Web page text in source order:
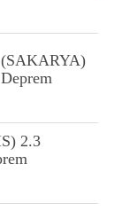
2.3